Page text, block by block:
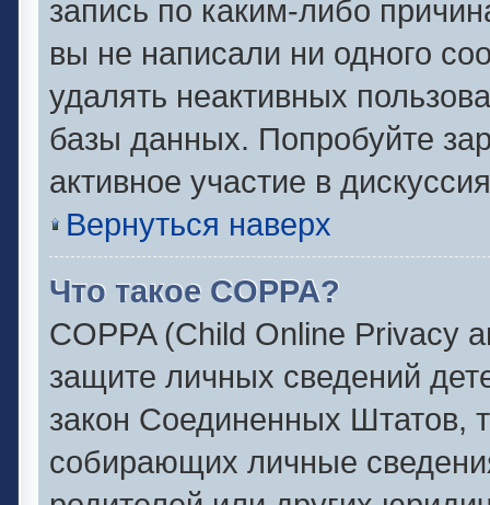
запись по каким-либо
вы не написали ни одного
удалять неактивных
базы данных. Попробуйте
активное участие в
Вернуться наверх
Что такое COPPA?
COPPA (Child Online Privacy
защите личных сведений
закон Соединенных Штатов,
собирающих личные